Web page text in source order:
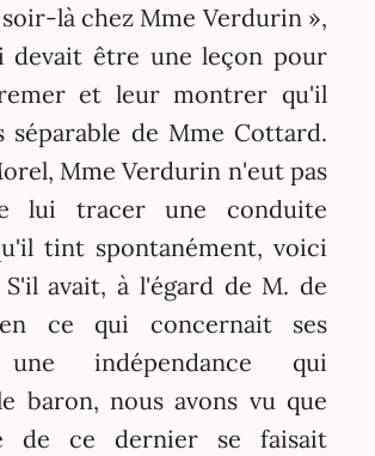
là chez Mme Verdurin »,
devait être une leçon pour
et leur montrer qu'il
séparable de Mme Cottard.
Mme Verdurin n'eut pas
lui tracer une conduite
tint spontanément, voici
avait, à l'égard de M. de
ce qui concernait ses
indépendance qui
baron, nous avons vu que
de ce dernier se faisait